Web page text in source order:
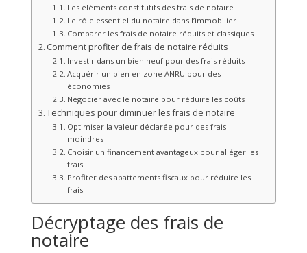
Les éléments constitutifs des frais de notaire
Le rôle essentiel du notaire dans l’immobilier
Comparer les frais de notaire réduits et classiques
Comment profiter de frais de notaire réduits
Investir dans un bien neuf pour des frais réduits
Acquérir un bien en zone ANRU pour des
économies
Négocier avec le notaire pour réduire les coûts
Techniques pour diminuer les frais de notaire
Optimiser la valeur déclarée pour des frais
moindres
Choisir un financement avantageux pour alléger les
frais
Profiter des abattements fiscaux pour réduire les
frais
Décryptage des frais de
notaire